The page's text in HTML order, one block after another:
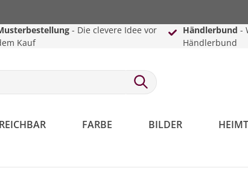
- Die clevere Idee vor
Kauf
Händlerbund -
Händlerbund
FARBE BILDER